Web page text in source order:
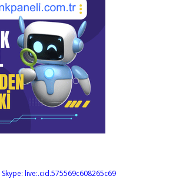
Skype: live:.cid.575569c608265c69